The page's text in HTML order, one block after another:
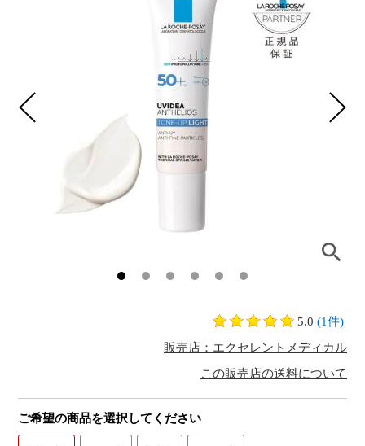
5.0 (1件)
販売店：エクセレントメディカル
この販売店の送料について
ご希望の商品を選択してください